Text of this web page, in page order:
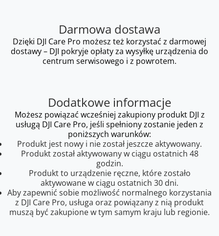
Darmowa dostawa
Dzięki DJI Care Pro możesz też korzystać z darmowej
dostawy – DJI pokryje opłaty za wysyłkę urządzenia do
centrum serwisowego i z powrotem.
Dodatkowe informacje
Możesz powiązać wcześniej zakupiony produkt DJI z
usługą DJI Care Pro, jeśli spełniony zostanie jeden z
poniższych warunków:
Produkt jest nowy i nie został jeszcze aktywowany.
Produkt został aktywowany w ciągu ostatnich 48
godzin.
Produkt to urządzenie ręczne, które zostało
aktywowane w ciągu ostatnich 30 dni.
Aby zapewnić sobie możliwość normalnego korzystania
z DJI Care Pro, usługa oraz powiązany z nią produkt
muszą być zakupione w tym samym kraju lub regionie.